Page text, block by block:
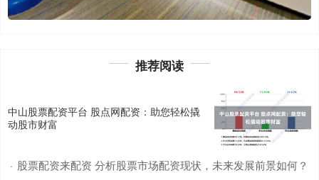
推荐阅读
中山股票配资平台 股点网配资：助您轻松撬
动股市财富
· 股票配资来配资 分析股票市场配资现状，未来发展前景如何？